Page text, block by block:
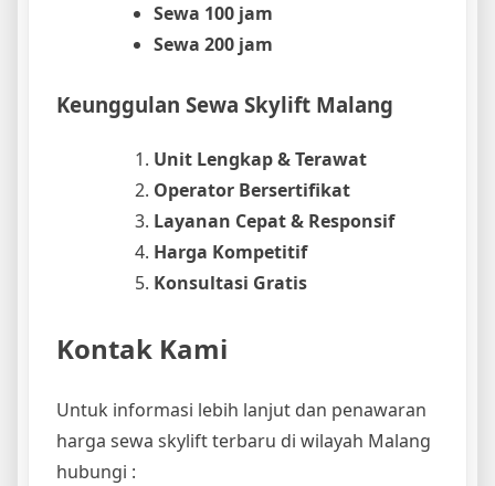
Sewa 100 jam
Sewa 200 jam
Keunggulan Sewa Skylift Malang
Unit Lengkap & Terawat
Operator Bersertifikat
Layanan Cepat & Responsif
Harga Kompetitif
Konsultasi Gratis
Kontak Kami
Untuk informasi lebih lanjut dan penawaran
harga sewa skylift terbaru di wilayah Malang
hubungi :